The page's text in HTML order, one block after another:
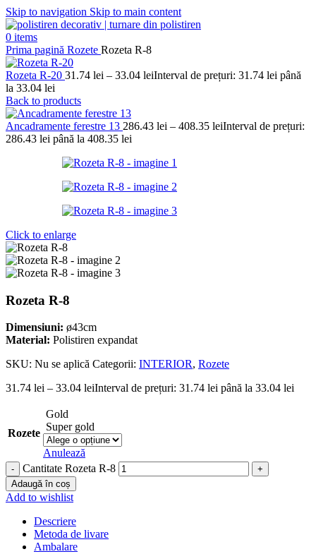
Skip to navigation Skip to main content
0 items
Prima pagină Rozete Rozeta R-8
Rozeta R-20 31.74 lei – 33.04 leiInterval de prețuri: 31.74 lei până
la 33.04 lei
Back to products
Ancadramente ferestre 13 286.43 lei – 408.35 leiInterval de prețuri:
286.43 lei până la 408.35 lei
Click to enlarge
Rozeta R-8
Dimensiuni: ø43cm
Material: Polistiren expandat
SKU: Nu se aplică Categorii: INTERIOR, Rozete
31.74 lei – 33.04 leiInterval de prețuri: 31.74 lei până la 33.04 lei
Rozete
Gold
Super gold
Anulează
Cantitate Rozeta R-8
Adaugă în coș
Add to wishlist
Descriere
Metoda de livare
Ambalare